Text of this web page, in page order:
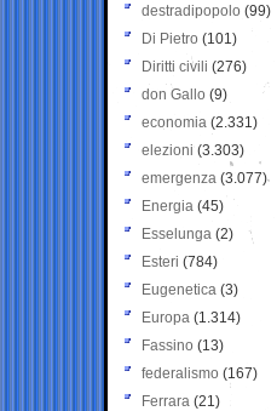
destradipopolo (99)
Di Pietro (101)
Diritti civili (276)
don Gallo (9)
economia (2.331)
elezioni (3.303)
emergenza (3.077)
Energia (45)
Esselunga (2)
Esteri (784)
Eugenetica (3)
Europa (1.314)
Fassino (13)
federalismo (167)
Ferrara (21)